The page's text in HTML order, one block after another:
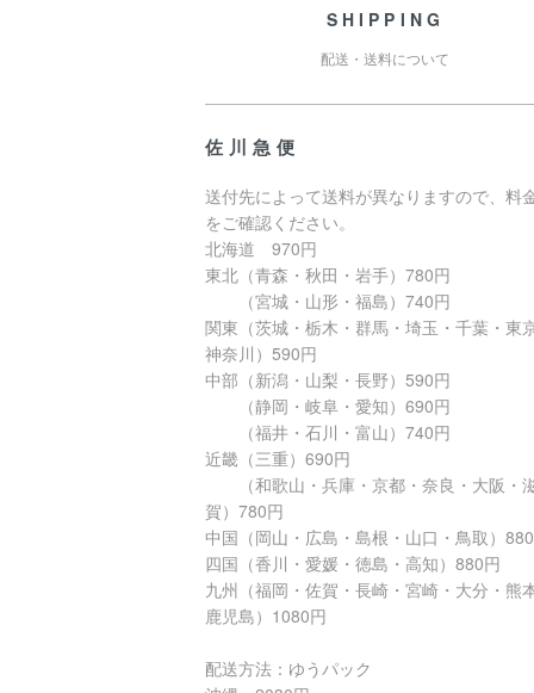
SHIPPING
配送・送料について
佐川急便
送付先によって送料が異なりますので、料
をご確認ください。
北海道 970円
東北（青森・秋田・岩手）780円
（宮城・山形・福島）740円
関東（茨城・栃木・群馬・埼玉・千葉・東
神奈川）590円
中部（新潟・山梨・長野）590円
（静岡・岐阜・愛知）690円
（福井・石川・富山）740円
近畿（三重）690円
（和歌山・兵庫・京都・奈良・大阪・
賀）780円
中国（岡山・広島・島根・山口・鳥取）
四国（香川・愛媛・徳島・高知）880円
九州（福岡・佐賀・長崎・宮崎・大分・熊
鹿児島）1080円
配送方法：ゆうパック